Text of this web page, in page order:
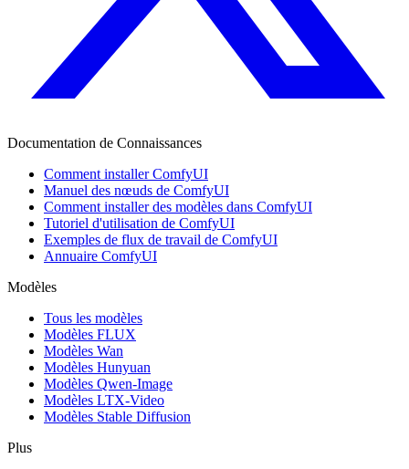
Documentation de Connaissances
Comment installer ComfyUI
Manuel des nœuds de ComfyUI
Comment installer des modèles dans ComfyUI
Tutoriel d'utilisation de ComfyUI
Exemples de flux de travail de ComfyUI
Annuaire ComfyUI
Modèles
Tous les modèles
Modèles FLUX
Modèles Wan
Modèles Hunyuan
Modèles Qwen-Image
Modèles LTX-Video
Modèles Stable Diffusion
Plus